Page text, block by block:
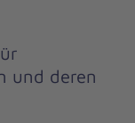
und deren